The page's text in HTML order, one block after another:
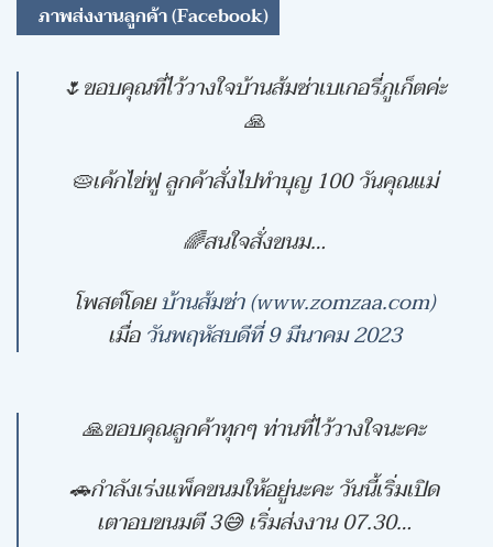
ภาพส่งงานลูกค้า (Facebook)
🌷ขอบคุณที่ไว้วางใจบ้านส้มซ่าเบเกอรี่ภูเก็ตค่ะ
🙏
🥧เค้กไข่ฟู ลูกค้าสั่งไปทำบุญ 100 วันคุณแม่
🌈สนใจสั่งขนม…
โพสต์โดยบ้านส้มซ่า (www.zomzaa.com)
เมื่อวันพฤหัสบดีที่ 9 มีนาคม 2023
🙏ขอบคุณลูกค้าทุกๆ ท่านที่ไว้วางใจนะคะ
🚗กำลังเร่งแพ็คขนมให้อยู่นะคะ วันนี้เริ่มเปิด
เตาอบขนมตี 3😅 เริ่มส่งงาน 07.30…